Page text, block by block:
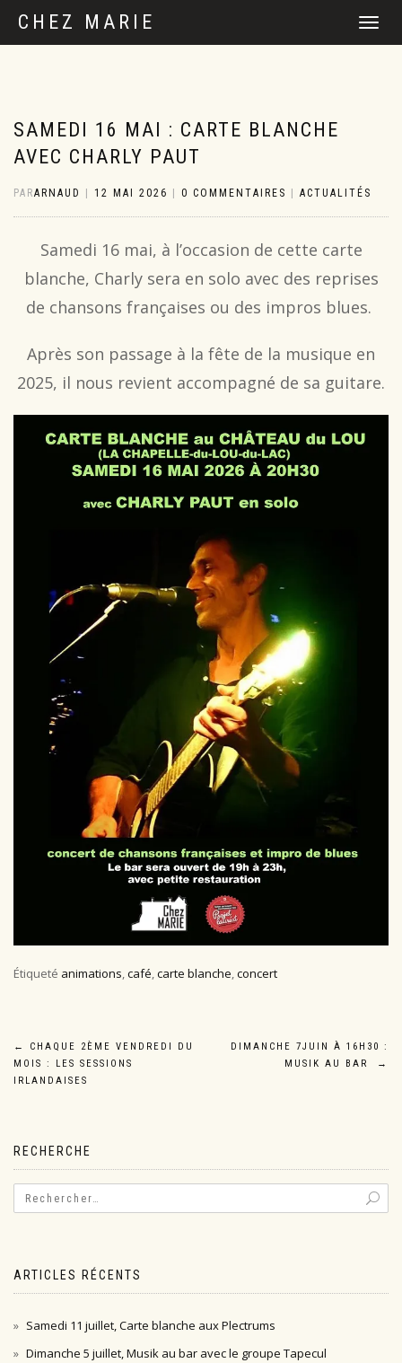
CHEZ MARIE
DÉPLIER
SAMEDI 16 MAI : CARTE BLANCHE
AVEC CHARLY PAUT
PARARNAUD 12 MAI 2026 0 COMMENTAIRES ACTUALITÉS
Samedi 16 mai, à l’occasion de cette carte
blanche, Charly sera en solo avec des reprises
de chansons françaises ou des impros blues.
Après son passage à la fête de la musique en
2025, il nous revient accompagné de sa guitare.
Étiqueté animations,café,carte blanche,concert
Navigation
de
←
CHAQUE 2ÈME VENDREDI DU
MOIS : LES SESSIONS
IRLANDAISES
DIMANCHE 7JUIN À 16H30 :
MUSIK AU BAR
→
RECHERCHE
ARTICLES RÉCENTS
Samedi 11 juillet, Carte blanche aux Plectrums
Dimanche 5 juillet, Musik au bar avec le groupe Tapecul